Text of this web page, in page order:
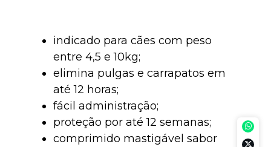
indicado para cães com peso
entre 4,5 e 10kg;
elimina pulgas e carrapatos em
até 12 horas;
fácil administração;
proteção por até 12 semanas;
comprimido mastigável sabor